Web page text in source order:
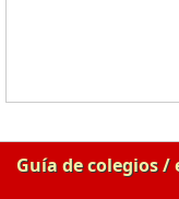
Guía de colegios /